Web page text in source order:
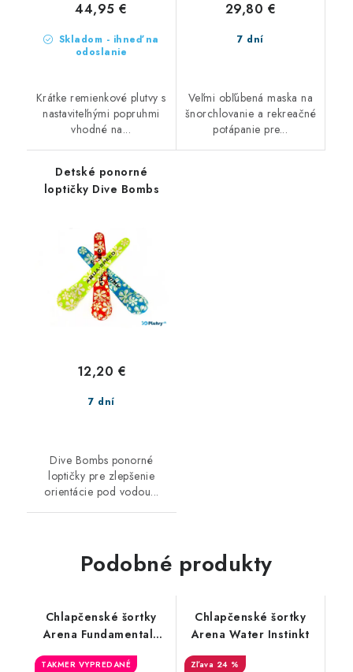
Skladom - ihneď na
odoslanie
44,95 €
Krátke remienkové plutvy s
nastaviteľnými popruhmi
vhodné na...
7 dní
29,80 €
Veľmi obľúbená maska na
šnorchlovanie a rekreačné
potápanie pre...
Detské ponorné
loptičky Dive Bombs
7 dní
12,20 €
Dive Bombs ponorné
loptičky pre zlepšenie
orientácie pod vodou...
Podobné produkty
Chlapčenské šortky
Arena Fundamentals
Boxer Junior
TAKMER VYPREDANÉ
Chlapčenské šortky
Arena Water Instinkt
24 %